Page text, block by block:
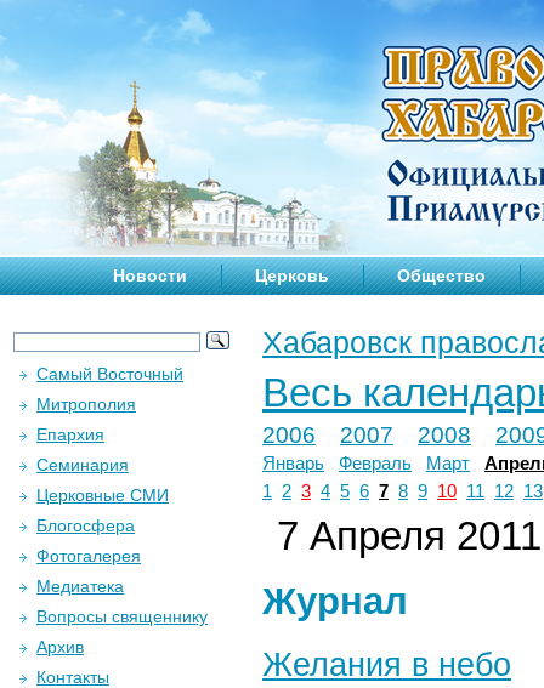
Новости Церковь Общество
Хабаровск
Весь
2006 2007 2008
Январь Февраль Март
1
2 3 4 5 6 7 8 9 10 11 12 13
7 Апреля 2011
Журнал
Желания в небо
Самый Восточный
Митрополия
Епархия
Семинария
Церковные СМИ
Блогосфера
Фотогалерея
Медиатека
Вопросы священнику
Архив
Контакты